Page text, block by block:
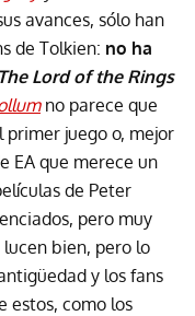
avances, sólo han
de Tolkien: no ha
The Lord of the Rings
no parece que
primer juego o, mejor
EA que merece un
de Peter
pero muy
lucen bien, pero lo
y los fans
estos, como los